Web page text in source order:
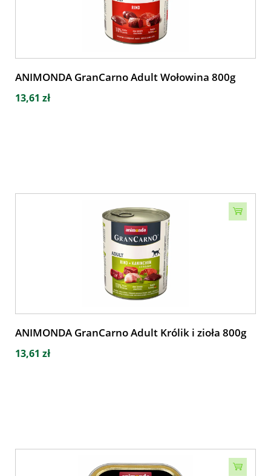
ANIMONDA GranCarno Adult Wołowina 800g
13,61 zł
ANIMONDA GranCarno Adult Królik i zioła 800g
13,61 zł